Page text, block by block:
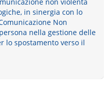
in sinergia con lo
Non
nella gestione delle
lo spostamento verso il